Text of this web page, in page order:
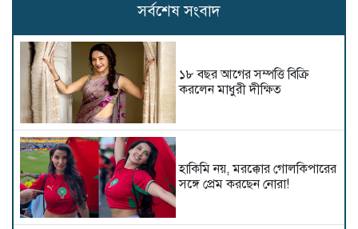
সর্বশেষ সংবাদ
১৮ বছর আগের সম্পত্তি বিক্রি
করলেন মাধুরী দীক্ষিত
হাকিমি নয়, মরক্কোর গোলকিপারের
সঙ্গে প্রেম করছেন নোরা!